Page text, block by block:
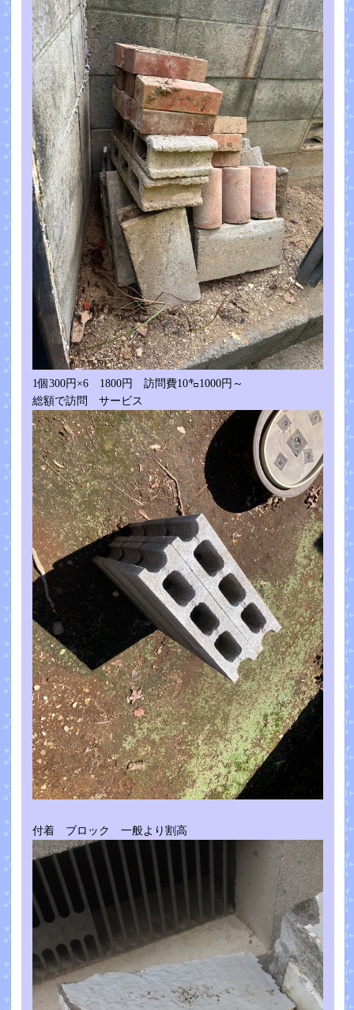
1個300円×6 1800円 訪問費10㌔1000円～
総額で訪問 サービス
付着 ブロック 一般より割高